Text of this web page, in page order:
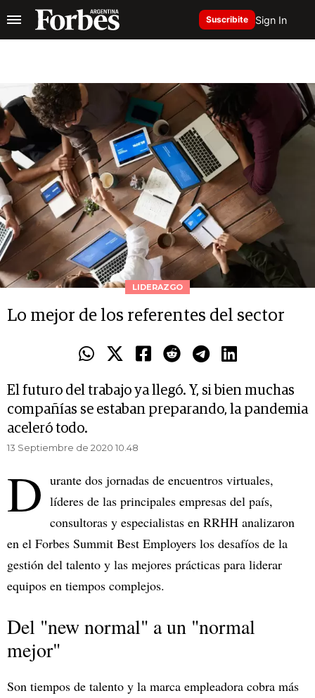
Suscribite Sign In
LIDERAZGO
Lo mejor de los referentes del sector
El futuro del trabajo ya llegó. Y, si bien muchas
compañías se estaban preparando, la pandemia
aceleró todo.
13 Septiembre de 2020 10.48
D urante dos jornadas de encuentros virtuales,
líderes de las principales empresas del país,
consultoras y especialistas en RRHH analizaron
en el Forbes Summit Best Employers los desafíos de la
gestión del talento y las mejores prácticas para liderar
equipos en tiempos complejos.
Del "new normal" a un "normal
mejor"
Son tiempos de talento y la marca empleadora cobra más